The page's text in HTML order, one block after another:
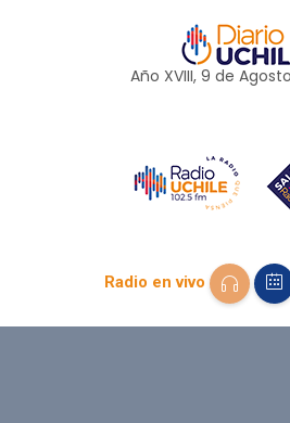
Año XVIII, 9 de Agosto
Radio en vivo